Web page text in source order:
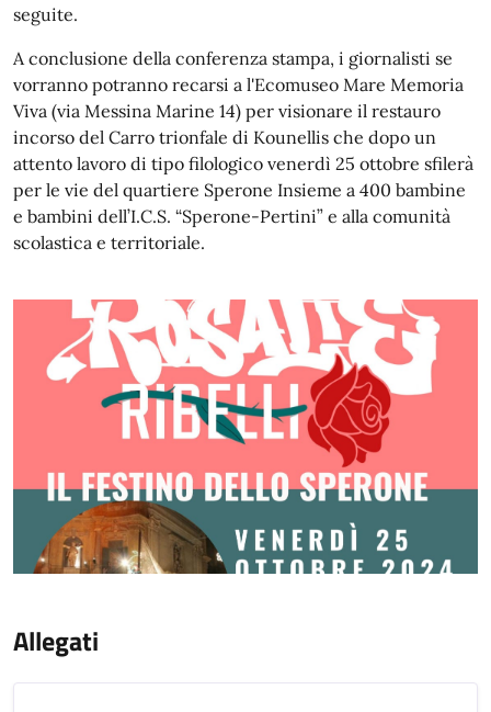
seguite.
A conclusione della conferenza stampa, i giornalisti se
vorranno potranno recarsi a l'Ecomuseo Mare Memoria
Viva (via Messina Marine 14) per visionare il restauro
incorso del Carro trionfale di Kounellis che dopo un
attento lavoro di tipo filologico venerdì 25 ottobre sfilerà
per le vie del quartiere Sperone Insieme a 400 bambine
e bambini dell’I.C.S. “Sperone-Pertini” e alla comunità
scolastica e territoriale.
Allegati